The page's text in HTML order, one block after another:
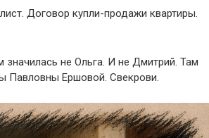
Договор купли-продажи квартиры.
значилась не Ольга. И не Дмитрий. Там
Павловны Ершовой. Свекрови.